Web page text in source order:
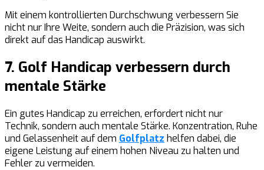
Mit einem kontrollierten Durchschwung verbessern Sie
nicht nur Ihre Weite, sondern auch die Präzision, was sich
direkt auf das Handicap auswirkt.
7. Golf Handicap verbessern durch
mentale Stärke
Ein gutes Handicap zu erreichen, erfordert nicht nur
Technik, sondern auch mentale Stärke. Konzentration, Ruhe
und Gelassenheit auf dem Golfplatz helfen dabei, die
eigene Leistung auf einem hohen Niveau zu halten und
Fehler zu vermeiden.